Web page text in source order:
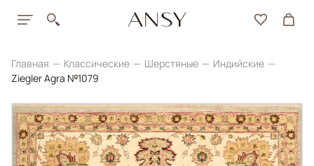
Главная Классические Шерстяные
Индийские
Ziegler Agra №1079